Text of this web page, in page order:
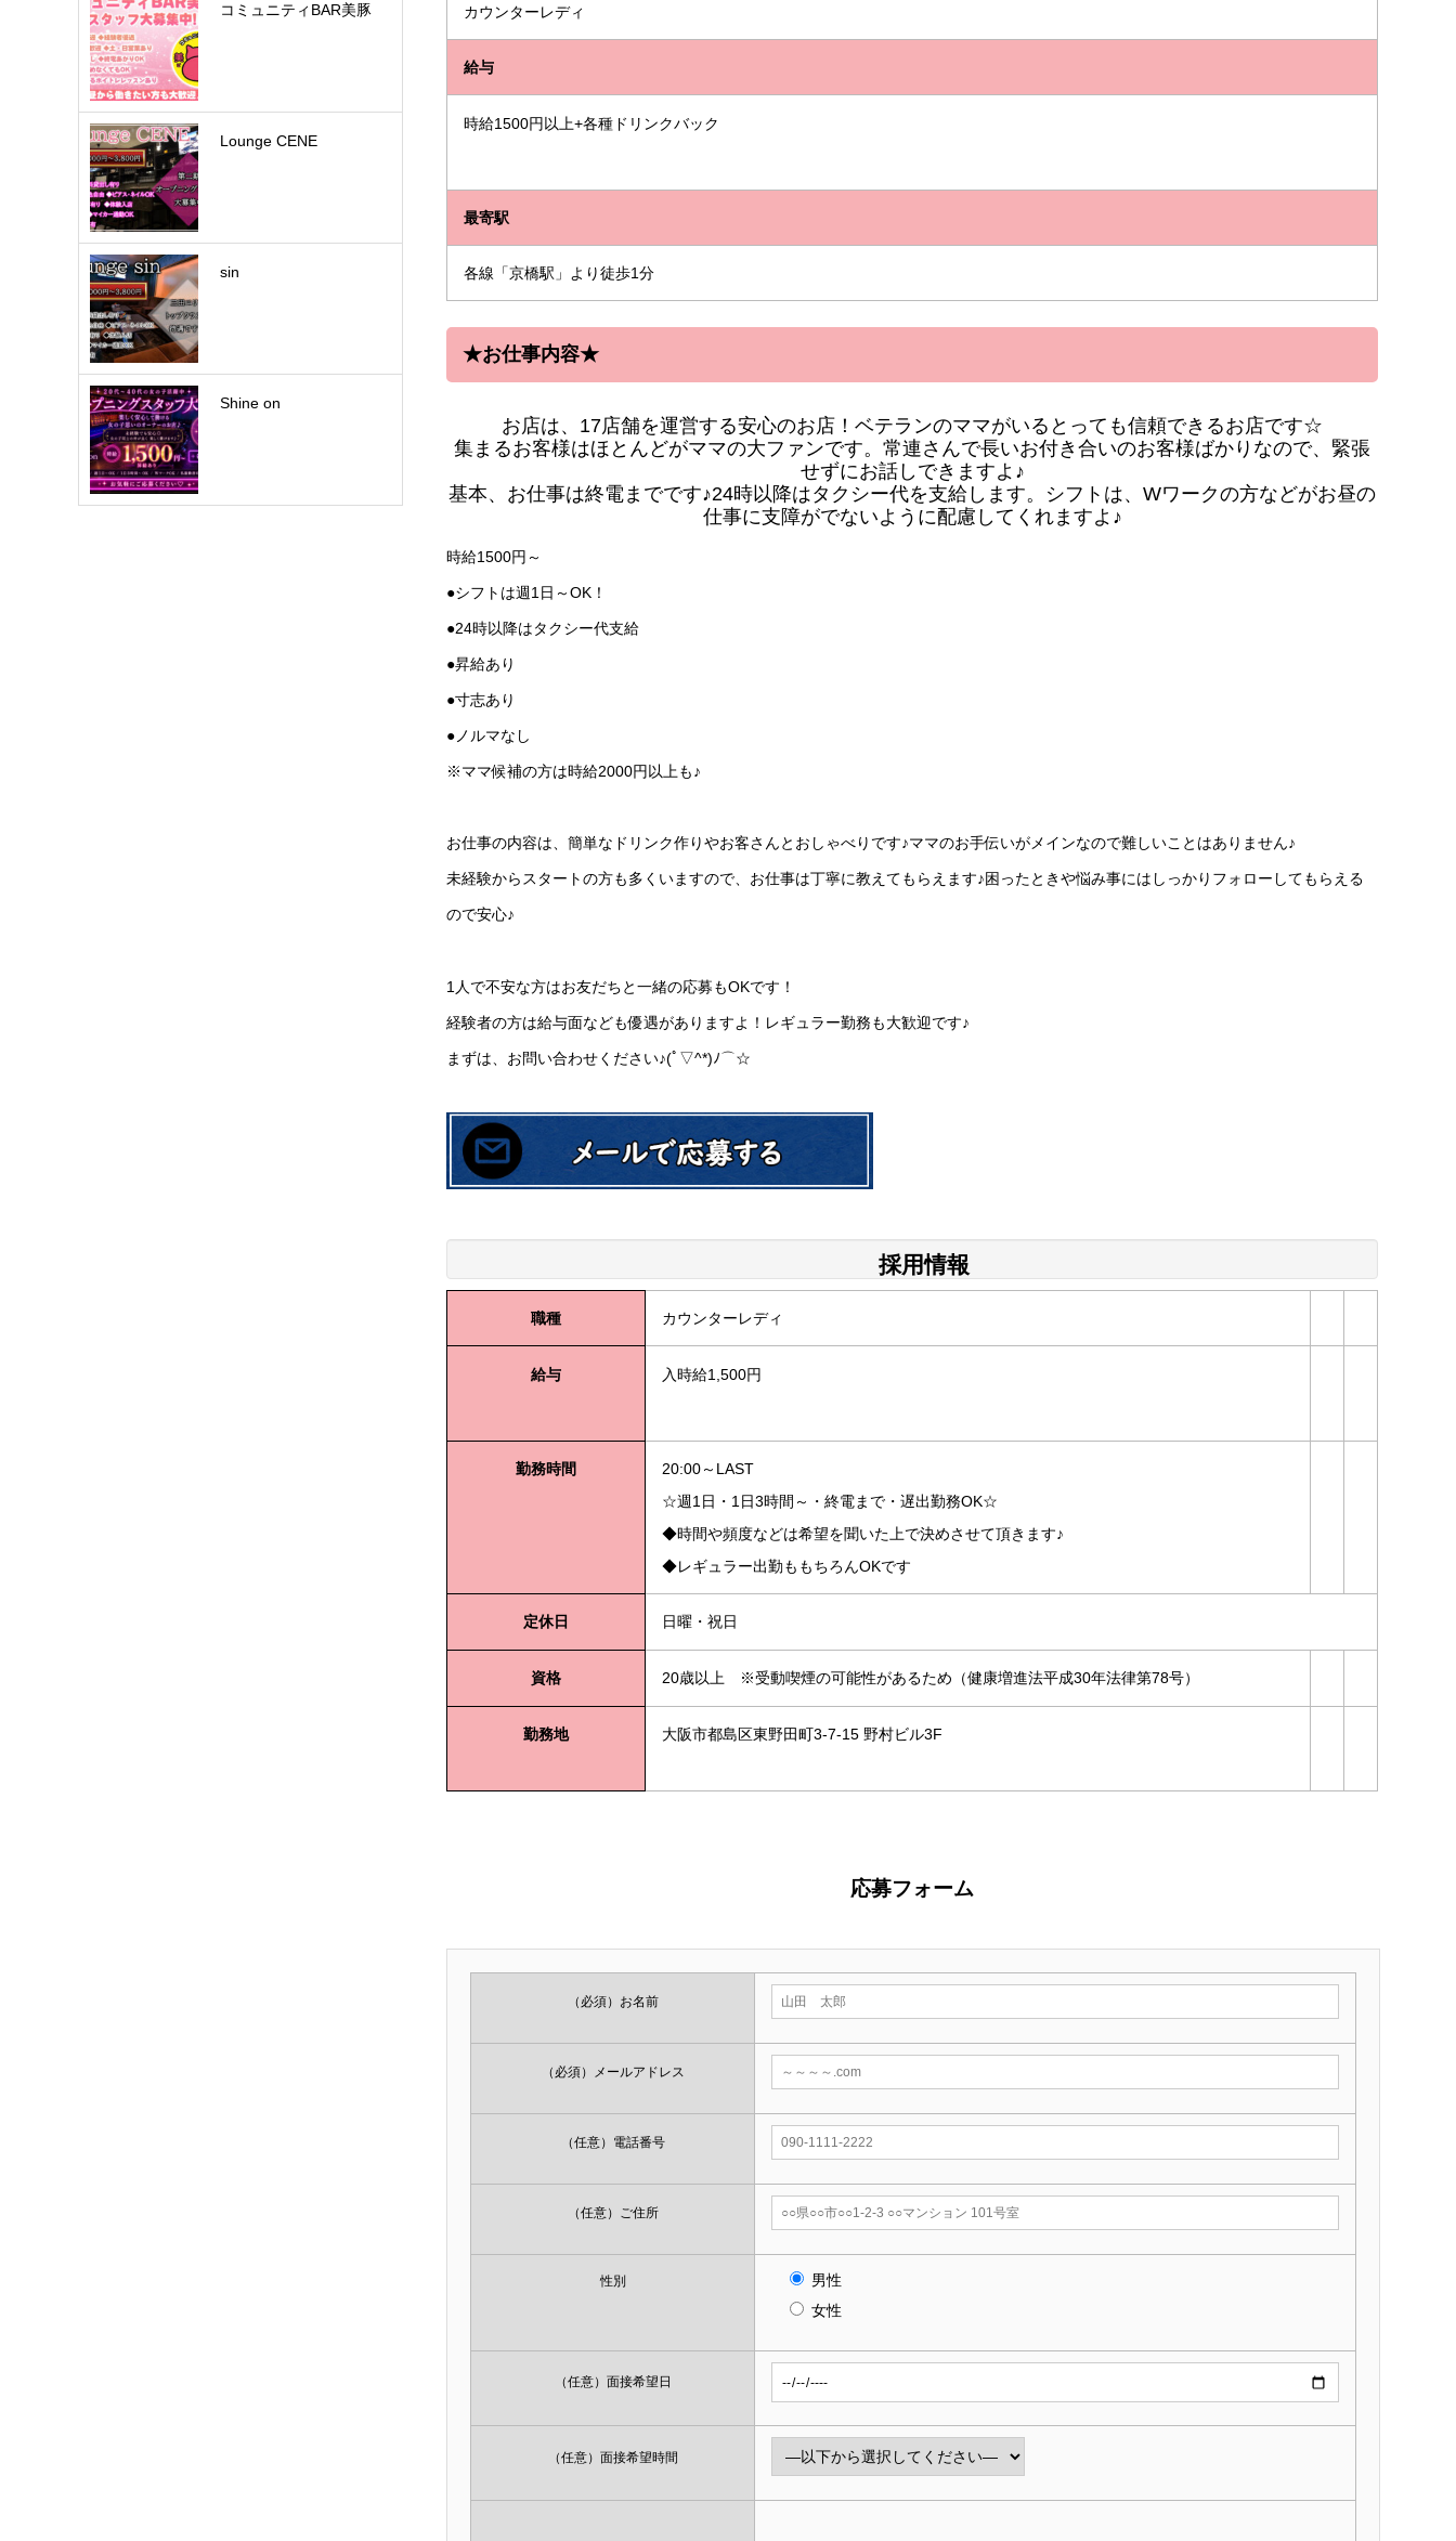
カウンターレディ
給与
時給1500円以上+各種ドリンクバック
最寄駅
各線「京橋駅」より徒歩1分
★お仕事内容★
お店は、17店舗を運営する安心のお店！ベテランのママがいるとっても信頼できるお店です☆
集まるお客様はほとんどがママの大ファンです。常連さんで長いお付き合いのお客様ばかりなので、緊張
せずにお話しできますよ♪
基本、お仕事は終電までです♪24時以降はタクシー代を支給します。シフトは、Wワークの方などがお昼の
仕事に支障がでないように配慮してくれますよ♪
時給1500円～
●シフトは週1日～OK！
●24時以降はタクシー代支給
●昇給あり
●寸志あり
●ノルマなし
※ママ候補の方は時給2000円以上も♪
お仕事の内容は、簡単なドリンク作りやお客さんとおしゃべりです♪ママのお手伝いがメインなので難しいことはありません♪
未経験からスタートの方も多くいますので、お仕事は丁寧に教えてもらえます♪困ったときや悩み事にはしっかりフォローしてもらえる
ので安心♪
1人で不安な方はお友だちと一緒の応募もOKです！
経験者の方は給与面なども優遇がありますよ！レギュラー勤務も大歓迎です♪
まずは、お問い合わせください♪(ﾟ▽^*)ﾉ⌒☆
採用情報
職種 カウンターレディ
給与 入時給1,500円
勤務時間
20:00～LAST
☆週1日・1日3時間～・終電まで・遅出勤務OK☆
◆時間や頻度などは希望を聞いた上で決めさせて頂きます♪
◆レギュラー出勤ももちろんOKです
定休日 日曜・祝日
資格 20歳以上 ※受動喫煙の可能性があるため（健康増進法平成30年法律第78号）
勤務地 大阪市都島区東野田町3-7-15 野村ビル3F
応募フォーム
（必須） お名前
（必須） メールアドレス
（任意） 電話番号
（任意） ご住所
性別
男性
女性
（任意） 面接希望日
（任意） 面接希望時間
コミュニティBAR美豚
Lounge CENE
sin
Shine on